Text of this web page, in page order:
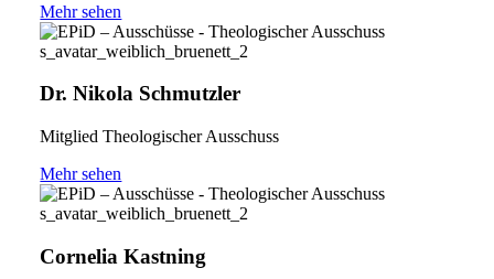
Mehr sehen
Dr. Nikola Schmutzler
Mitglied Theologischer Ausschuss
Mehr sehen
Cornelia Kastning